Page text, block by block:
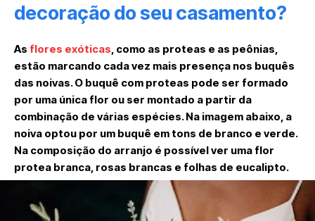
decoração do seu casamento?
As flores exóticas, como as proteas e as peônias,
estão marcando cada vez mais presença nos buquês
das noivas. O buquê com proteas pode ser formado
por uma única flor ou ser montado a partir da
combinação de várias espécies. Na imagem abaixo, a
noiva optou por um buquê em tons de branco e verde.
Na composição do arranjo é possível ver uma flor
protea branca, rosas brancas e folhas de eucalipto.